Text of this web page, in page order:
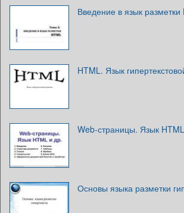
Введение в язык разметки
HTML. Язык
Web-страницы. Язык HTML
Основы языка разметки